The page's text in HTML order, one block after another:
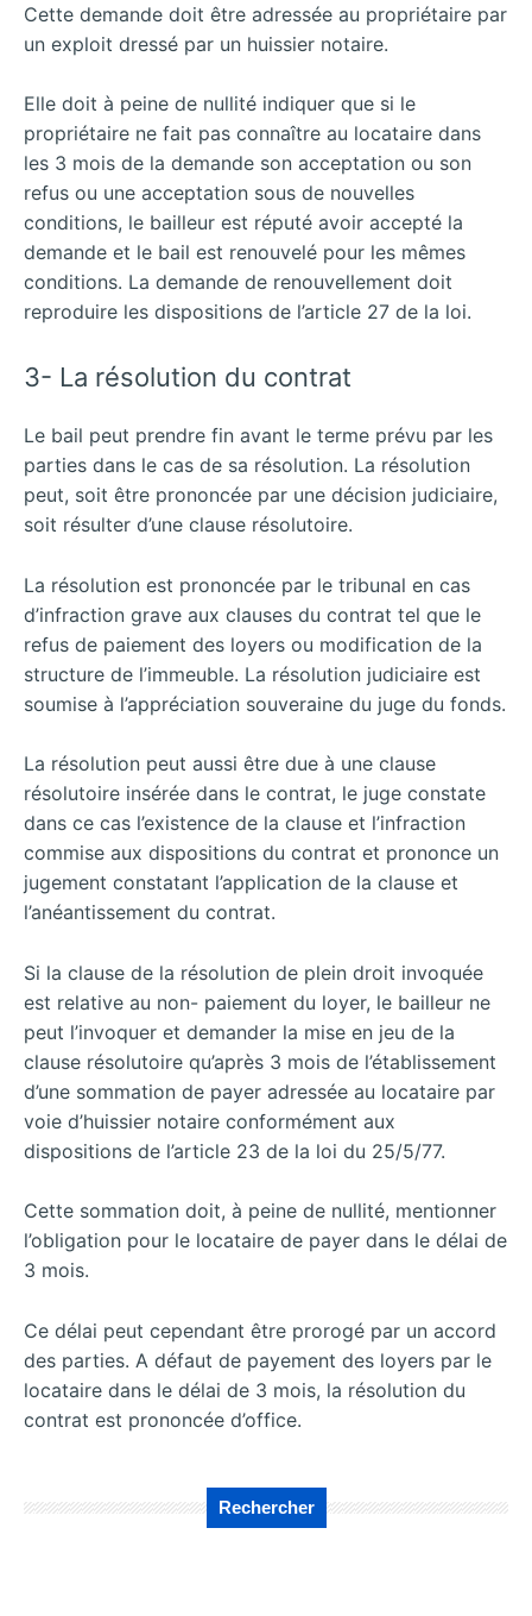
Cette demande doit être adressée au propriétaire par
un exploit dressé par un huissier notaire.
Elle doit à peine de nullité indiquer que si le
propriétaire ne fait pas connaître au locataire dans
les 3 mois de la demande son acceptation ou son
refus ou une acceptation sous de nouvelles
conditions, le bailleur est réputé avoir accepté la
demande et le bail est renouvelé pour les mêmes
conditions. La demande de renouvellement doit
reproduire les dispositions de l’article 27 de la loi.
3- La résolution du contrat
Le bail peut prendre fin avant le terme prévu par les
parties dans le cas de sa résolution. La résolution
peut, soit être prononcée par une décision judiciaire,
soit résulter d’une clause résolutoire.
La résolution est prononcée par le tribunal en cas
d’infraction grave aux clauses du contrat tel que le
refus de paiement des loyers ou modification de la
structure de l’immeuble. La résolution judiciaire est
soumise à l’appréciation souveraine du juge du fonds.
La résolution peut aussi être due à une clause
résolutoire insérée dans le contrat, le juge constate
dans ce cas l’existence de la clause et l’infraction
commise aux dispositions du contrat et prononce un
jugement constatant l’application de la clause et
l’anéantissement du contrat.
Si la clause de la résolution de plein droit invoquée
est relative au non- paiement du loyer, le bailleur ne
peut l’invoquer et demander la mise en jeu de la
clause résolutoire qu’après 3 mois de l’établissement
d’une sommation de payer adressée au locataire par
voie d’huissier notaire conformément aux
dispositions de l’article 23 de la loi du 25/5/77.
Cette sommation doit, à peine de nullité, mentionner
l’obligation pour le locataire de payer dans le délai de
3 mois.
Ce délai peut cependant être prorogé par un accord
des parties. A défaut de payement des loyers par le
locataire dans le délai de 3 mois, la résolution du
contrat est prononcée d’office.
Rechercher